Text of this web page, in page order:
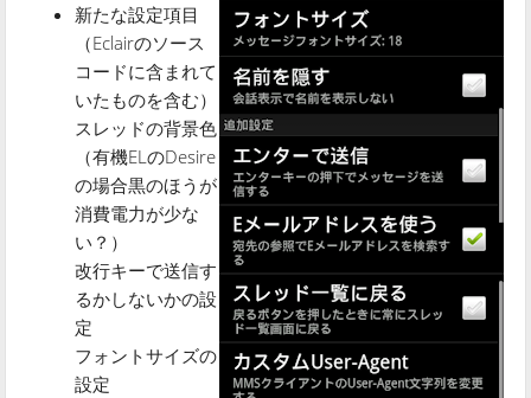
新たな設定項目
（Eclairのソース
コードに含まれて
いたものを含む）
スレッドの背景色
（有機ELのDesire
の場合黒のほうが
消費電力が少な
い？）
改行キーで送信す
るかしないかの設
定
フォントサイズの
設定